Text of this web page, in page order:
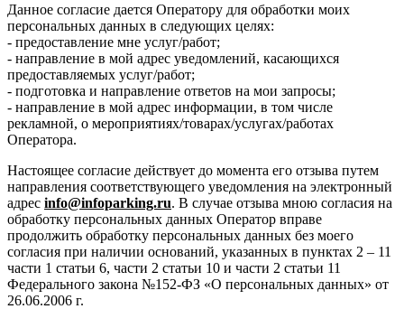
Данное согласие дается Оператору для обработки моих
персональных данных в следующих целях:
- предоставление мне услуг/работ;
- направление в мой адрес уведомлений, касающихся
предоставляемых услуг/работ;
- подготовка и направление ответов на мои запросы;
- направление в мой адрес информации, в том числе
рекламной, о мероприятиях/товарах/услугах/работах
Оператора.
Настоящее согласие действует до момента его отзыва путем
направления соответствующего уведомления на электронный
адрес info@infoparking.ru. В случае отзыва мною согласия на
обработку персональных данных Оператор вправе
продолжить обработку персональных данных без моего
согласия при наличии оснований, указанных в пунктах 2 – 11
части 1 статьи 6, части 2 статьи 10 и части 2 статьи 11
Федерального закона №152-ФЗ «О персональных данных» от
26.06.2006 г.